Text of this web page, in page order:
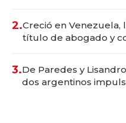
2.Creció en Venezuela,
título de abogado y
3.De Paredes y
dos argentinos